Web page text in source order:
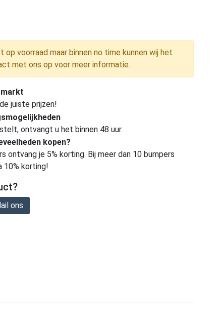
voorraad maar binnen no time kunnen wij het
met ons op voor meer informatie.
juiste prijzen!
ontvangt u het binnen 48 uur.
kopen?
ontvang je 5% korting. Bij meer dan 10 bumpers
10% korting!
ons